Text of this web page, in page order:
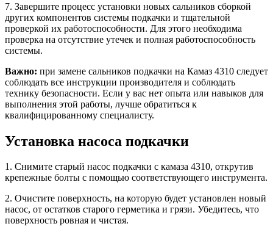
7. Завершите процесс установки новых сальников сборкой
других компонентов системы подкачки и тщательной
проверкой их работоспособности. Для этого необходима
проверка на отсутствие утечек и полная работоспособность
системы.
Важно: при замене сальников подкачки на Камаз 4310 следует
соблюдать все инструкции производителя и соблюдать
технику безопасности. Если у вас нет опыта или навыков для
выполнения этой работы, лучше обратиться к
квалифицированному специалисту.
Установка насоса подкачки
1. Снимите старый насос подкачки с камаза 4310, открутив
крепежные болты с помощью соответствующего инструмента.
2. Очистите поверхность, на которую будет установлен новый
насос, от остатков старого герметика и грязи. Убедитесь, что
поверхность ровная и чистая.